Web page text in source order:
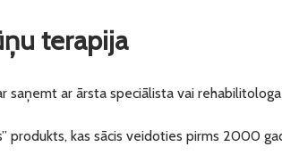
terapija
saņemt ar ārsta speciālista vai
produkts, kas sācis veidoties pirms 2000